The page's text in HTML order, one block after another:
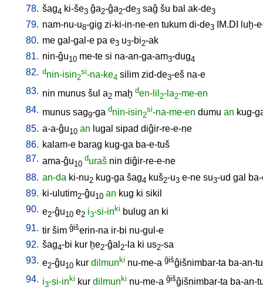
78. šag4 ki-še3 ĝa2-ĝa2-de3 saĝ šu bal ak-de3
79. nam-nu-u8-gig zi-ki-in-ne-en tukum di-de3 IM.DI
luḫ-
80. me gal-gal-e pa e3 u3-bi2-ak
81. nin-ĝu10 me-te si na-an-ga-am3-dug4
82. dnin-isin2
si-na-ke4 silim zid-de3-eš na-e
83. nin munus šul a2 maḫ den-lil 2-la2-me-en
84. munus sag9-ga dnin-isin2
si-na-me-en dumu an kug-
85. a-a-ĝu10 an lugal sipad diĝir-re-e-ne
86. kalam-e barag kug-ga ba-e-tuš
87. ama-ĝu10
duraš nin diĝir-re-e-ne
88. an-da ki-nu2 kug-ga šag4 kuš2-u3 e-ne su3-ud gal
89. ki-ulutim2-ĝu10 an kug ki sikil
90. e2-ĝu10 e2 i3-si-inki bulug an ki
91. tir šim ĝišerin-na ir-bi nu-gul-e
92. šag4-bi kur ḫe2-ĝal 2-la ki us2-sa
93. e2-ĝu10 kur dilmunki nu-me-a ĝišĝišnimbar-ta ba-an-
94. i3-si-inki kur dilmunki nu-me-a ĝišĝišnimbar-ta ba-an-